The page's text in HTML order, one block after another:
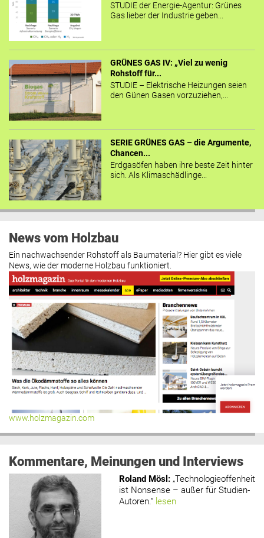
STUDIE der Energie-Agentur: Grünes
Gas lieber der Industrie geben...
GRÜNES GAS IV: „Viel zu wenig
Rohstoff für...
STUDIE – Elektrische Heizungen seien
den Günen Gasen vorzuziehen,...
SERIE GRÜNES GAS – die Argumente,
Chancen...
Erdgasöfen haben ihre beste Zeit hinter
sich. Als Klimaschädlinge...
News vom Holzbau
Ein nachwachsender Rohstoff als Baumaterial? Hier gibt es viele
News, wie der moderne Holzbau funktioniert.
www.holzmagazin.com
Kommentare, Meinungen und Interviews
Roland Mösl : „Technologieoffenheit
ist Nonsense – außer für Studien-
Autoren.“ lesen